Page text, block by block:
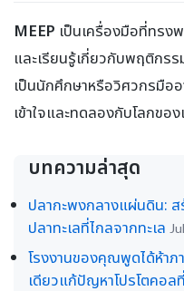
MEEP เป็นเครื่องมือที่ทรง
และเรียนรู้เกี่ยวกับพฤติกร
เป็นนักศึกษาหรือวิศวกรมือ
เข้าใจและทดลองกับโลกข
บทความล่าสุด
ปลากะพงกลางแผ่นดิน: ส
ปลาทะเลที่ไกลจากทะเล
โรงงานของคุณพูดได้ห้าภ
เดียวแก้ปัญหาโปรโตคอล